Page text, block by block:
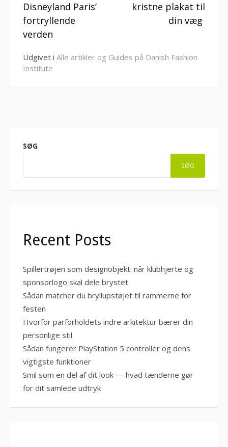
Disneyland Paris’
fortryllende
verden
kristne plakat til
din væg
Udgivet i Alle artikler og Guides på Danish Fashion
Institute
SØG
SØG
Recent Posts
Spillertrøjen som designobjekt: når klubhjerte og
sponsorlogo skal dele brystet
Sådan matcher du bryllupstøjet til rammerne for
festen
Hvorfor parforholdets indre arkitektur bærer din
personlige stil
Sådan fungerer PlayStation 5 controller og dens
vigtigste funktioner
Smil som en del af dit look — hvad tænderne gør
for dit samlede udtryk